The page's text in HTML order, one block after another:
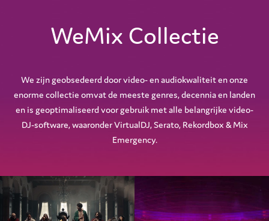
WeMix Collectie
We zijn geobsedeerd door video- en audiokwaliteit en onze
enorme collectie omvat de meeste genres, decennia en landen
en is geoptimaliseerd voor gebruik met alle belangrijke video-
DJ-software, waaronder VirtualDJ, Serato, Rekordbox & Mix
Emergency.